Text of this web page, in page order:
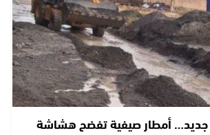
أمطار صيفية تفضح هشاشة